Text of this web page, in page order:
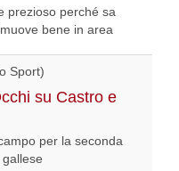
prezioso perché sa
bene in area
Sport)
su Castro e
per la seconda